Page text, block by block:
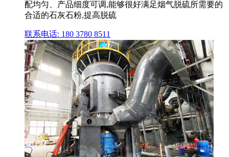
配均匀、产品细度可调,能够很好满足烟气脱硫所需要的
合适的石灰石粉,提高脱硫
联系电话: 180 3780 8511